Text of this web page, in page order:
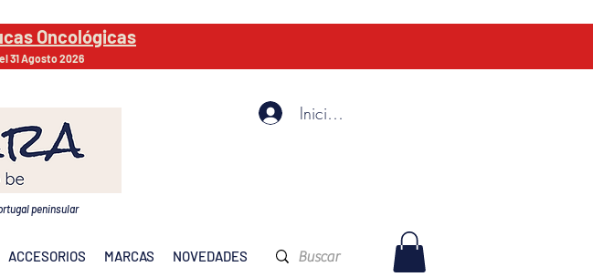
Oncológicas
31 Agosto 2026
Iniciar Sesión
peninsular
ACCESORIOS MARCAS NOVEDADES